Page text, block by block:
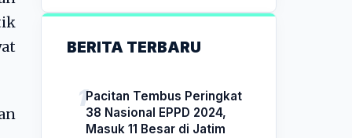
BERITA TERBARU
Pacitan Tembus Peringkat
38 Nasional EPPD 2024,
Masuk 11 Besar di Jatim